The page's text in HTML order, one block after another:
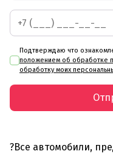
Подтверждаю что
положением об обработке
обработку моих
?Все автомобили,